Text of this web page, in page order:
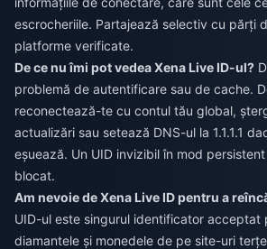
escrocheriile. Partajează selectiv cu părți
platforme verificate.
De ce nu îmi pot vedea Xena Live ID-ul?
problemă de autentificare sau de cache.
reconectează-te cu contul tău global,
actualizări sau setează DNS-ul la 1.1.1.1
eșuează. Un UID invizibil în mod
blocat.
Am nevoie de Xena Live ID pentru a
UID-ul este singurul identificator
diamantele și monedele de pe site-uri